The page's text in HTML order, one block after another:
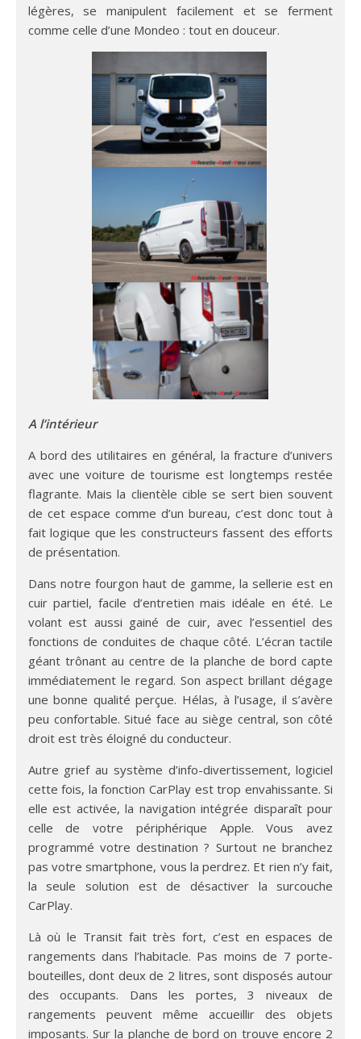
légères, se manipulent facilement et se ferment
comme celle d’une Mondeo : tout en douceur.
A l’intérieur
A bord des utilitaires en général, la fracture d’univers
avec une voiture de tourisme est longtemps restée
flagrante. Mais la clientèle cible se sert bien souvent
de cet espace comme d’un bureau, c’est donc tout à
fait logique que les constructeurs fassent des efforts
de présentation.
Dans notre fourgon haut de gamme, la sellerie est en
cuir partiel, facile d’entretien mais idéale en été. Le
volant est aussi gainé de cuir, avec l’essentiel des
fonctions de conduites de chaque côté. L’écran tactile
géant trônant au centre de la planche de bord capte
immédiatement le regard. Son aspect brillant dégage
une bonne qualité perçue. Hélas, à l’usage, il s’avère
peu confortable. Situé face au siège central, son côté
droit est très éloigné du conducteur.
Autre grief au système d’info-divertissement, logiciel
cette fois, la fonction CarPlay est trop envahissante. Si
elle est activée, la navigation intégrée disparaît pour
celle de votre périphérique Apple. Vous avez
programmé votre destination ? Surtout ne branchez
pas votre smartphone, vous la perdrez. Et rien n’y fait,
la seule solution est de désactiver la surcouche
CarPlay.
Là où le Transit fait très fort, c’est en espaces de
rangements dans l’habitacle. Pas moins de 7 porte-
bouteilles, dont deux de 2 litres, sont disposés autour
des occupants. Dans les portes, 3 niveaux de
rangements peuvent même accueillir des objets
imposants. Sur la planche de bord on trouve encore 2